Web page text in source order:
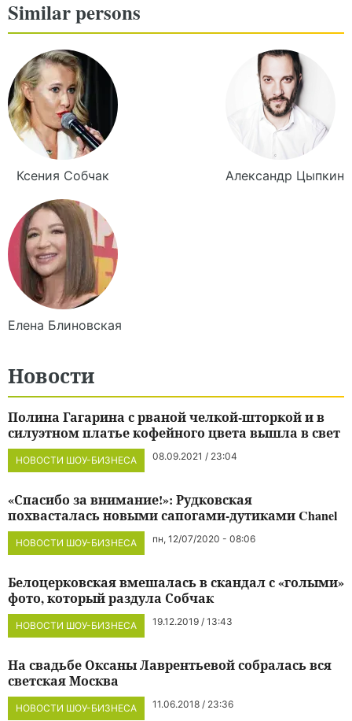
Similar persons
Ксения Собчак Александр Цыпкин
Елена Блиновская
Новости
НОВОСТИ ШОУ-БИЗНЕСА 08.09.2021 / 23:04
Полина Гагарина с рваной челкой-шторкой и в
силуэтном платье кофейного цвета вышла в свет
НОВОСТИ ШОУ-БИЗНЕСА пн, 12/07/2020 - 08:06
«Спасибо за внимание!»: Рудковская
похвасталась новыми сапогами-дутиками Chanel
НОВОСТИ ШОУ-БИЗНЕСА 19.12.2019 / 13:43
Белоцерковская вмешалась в скандал с «голыми»
фото, который раздула Собчак
НОВОСТИ ШОУ-БИЗНЕСА 11.06.2018 / 23:36
На свадьбе Оксаны Лаврентьевой собралась вся
светская Москва